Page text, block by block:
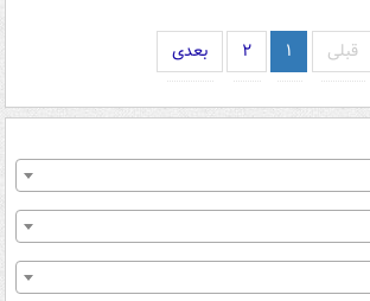
قبلی ۱ ۲ بعدی